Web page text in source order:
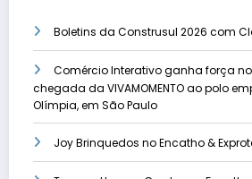
Boletins da Construsul 2026 com
Comércio Interativo ganha força
chegada da VIVAMOMENTO ao polo
Olímpia, em São Paulo
Joy Brinquedos no Encatho &